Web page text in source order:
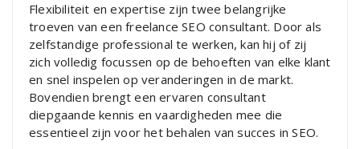
Flexibiliteit en expertise zijn twee belangrijke
troeven van een freelance SEO consultant. Door als
zelfstandige professional te werken, kan hij of zij
zich volledig focussen op de behoeften van elke klant
en snel inspelen op veranderingen in de markt.
Bovendien brengt een ervaren consultant
diepgaande kennis en vaardigheden mee die
essentieel zijn voor het behalen van succes in SEO.